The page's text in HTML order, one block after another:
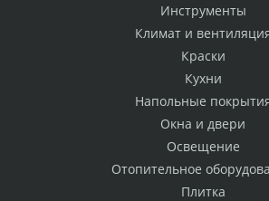
Инструменты
Климат и
Краски
Кухни
Напольные
Окна и двери
Освещение
Отопительное
Плитка